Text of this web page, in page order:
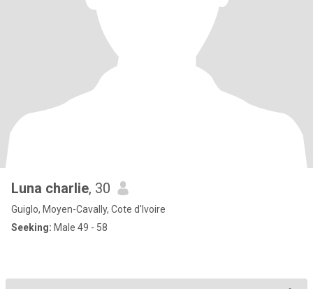
Luna charlie, 30
Guiglo, Moyen-Cavally, Cote d'Ivoire
Seeking: Male 49 - 58